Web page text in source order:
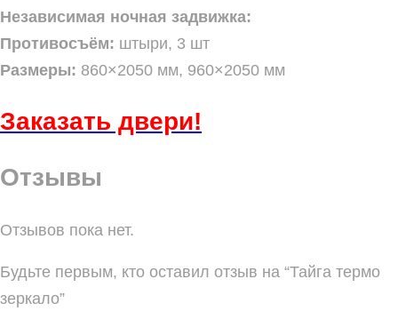
Независимая ночная задвижка:
Противосъём: штыри, 3 шт
Размеры: 860×2050 мм, 960×2050 мм
Заказать двери!
Отзывы
Отзывов пока нет.
Будьте первым, кто оставил отзыв на “Тайга термо
зеркало”